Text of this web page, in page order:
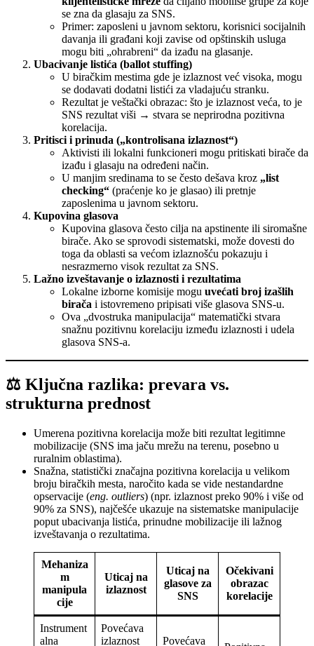
se zna da glasaju za SNS.
Primer: zaposleni u javnom sektoru, korisnici socijalnih
davanja ili građani koji zavise od opštinskih usluga
mogu biti „ohrabreni“ da izađu na glasanje.
Ubacivanje listića (ballot stuffing)
U biračkim mestima gde je izlaznost već visoka, mogu
se dodavati dodatni listići za vladajuću stranku.
Rezultat je veštački obrazac: što je izlaznost veća, to je
SNS rezultat viši → stvara se neprirodna pozitivna
korelacija.
Pritisci i prinuda („kontrolisana izlaznost“)
Aktivisti ili lokalni funkcioneri mogu pritiskati birače da
izađu i glasaju na određeni način.
U manjim sredinama to se često dešava kroz „list
checking“ (praćenje ko je glasao) ili pretnje
zaposlenima u javnom sektoru.
Kupovina glasova
Kupovina glasova često cilja na apstinente ili siromašne
birače. Ako se sprovodi sistematski, može dovesti do
toga da oblasti sa većom izlaznošću pokazuju i
nesrazmerno visok rezultat za SNS.
Lažno izveštavanje o izlaznosti i rezultatima
Lokalne izborne komisije mogu uvećati broj izašlih
birača i istovremeno pripisati više glasova SNS-u.
Ova „dvostruka manipulacija“ matematički stvara
snažnu pozitivnu korelaciju između izlaznosti i udela
glasova SNS-a.
⚖️ Ključna razlika: prevara vs.
strukturna prednost
Umerena pozitivna korelacija može biti rezultat legitimne
mobilizacije (SNS ima jaču mrežu na terenu, posebno u
ruralnim oblastima).
Snažna, statistički značajna pozitivna korelacija u velikom
broju biračkih mesta, naročito kada se vide nestandardne
opservacije (eng. outliers) (npr. izlaznost preko 90% i više od
90% za SNS), najčešće ukazuje na sistematske manipulacije
poput ubacivanja listića, prinudne mobilizacije ili lažnog
izveštavanja o rezultatima.
Mehaniza
m
manipula
cije
Uticaj na
izlaznost
Uticaj na
glasove za
SNS
Očekivani
obrazac
korelacije
Instrument
alna
Povećava
izlaznost
Povećava